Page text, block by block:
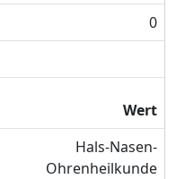
0
Wert
Hals-Nasen-
Ohrenheilkunde